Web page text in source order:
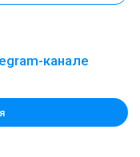
канале